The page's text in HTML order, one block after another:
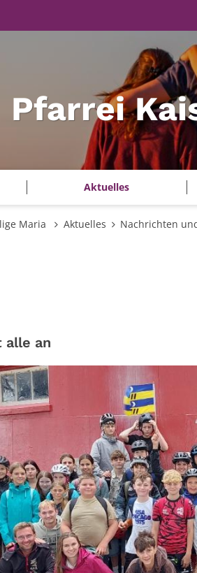
Pfarrei
Aktuelles
Maria Aktuelles Nachrichten
alle an